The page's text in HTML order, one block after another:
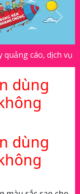
Next
cáo, dịch vụ in
dùng
dùng